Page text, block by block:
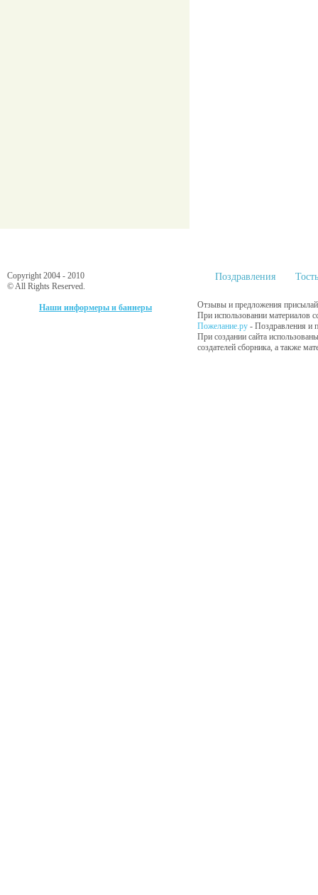
Copyright 2004 - 2010
© All Rights Reserved.
Наши информеры и баннеры
Поздравления
Отзывы и предложения
При использовании материалов
Пожелание.ру - Поздравления и
При создании сайта
создателей сборника, а также